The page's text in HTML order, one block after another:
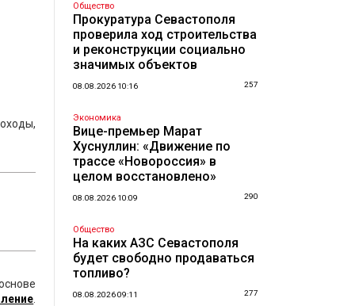
Общество
Прокуратура Севастополя
проверила ход строительства
и реконструкции социально
значимых объектов
08.08.2026 10:16 257
Экономика
Вице-премьер Марат
Хуснуллин: «Движение по
трассе «Новороссия» в
целом восстановлено»
08.08.2026 10:09 290
Общество
На каких АЗС Севастополя
будет свободно продаваться
топливо?
08.08.2026 09:11 277